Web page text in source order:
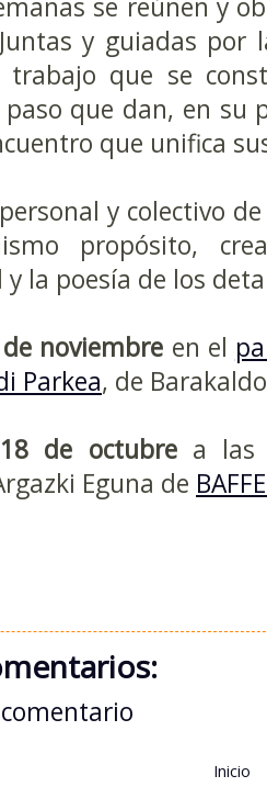
y guiadas por
trabajo que se
paso que dan, en su
que unifica
y colectivo
propósito,
la poesía de los
noviembre en el
Parkea, de
18 de octubre a
Eguna de
Inicio